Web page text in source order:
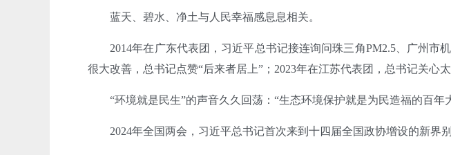
蓝天、碧水、净土与人民幸福感息息相关。
2014年在广东代表团，习近平总书记接连询问珠三角PM2.5、广州
很大改善，总书记点赞“后来者居上”；2023年在江苏代表团，总书记关心
“环境就是民生”的声音久久回荡：“生态环境保护就是为民造福的百
2024年全国两会，习近平总书记首次来到十四届全国政协增设的新界